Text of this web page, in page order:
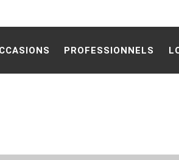
PROFESSIONNELS